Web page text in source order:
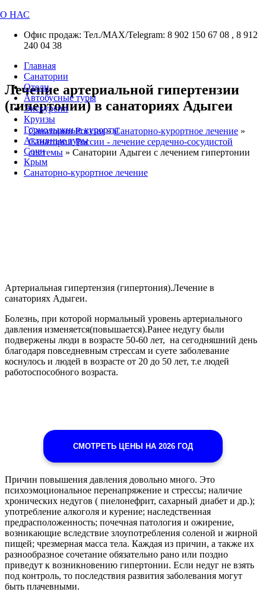
О НАС
Офис продаж: Тел./МАХ/Telegram: 8 902 150 67 08 , 8 912
240 04 38
Главная
Санатории
Отели
Автобусные туры
Экскурсии
Круизы
Горнолыжные курорты
Активные туры
Сочи
Крым
Санаторно-курортное лечение
Лечение артериальной гипертензии
(гипертонии) в санаториях Адыгеи
Санатории России»Санаторно-курортное лечение »
Санатории России - лечение сердечно-сосудистой
системы » Санатории Адыгеи с лечением гипертонии
Артериальная гипертензия (гипертония).Лечение в
санаториях Адыгеи.
Болезнь, при которой нормальный уровень артериального
давления изменяется(повышается).Ранее недугу были
подвержены люди в возрасте 50-60 лет, на сегодняшний день
благодаря повседневным стрессам и суете заболевание
коснулось и людей в возрасте от 20 до 50 лет, т.е людей
работоспособного возраста.
СМОТРЕТЬ ЦЕНЫ НА 2026 ГОД
Причин повышения давления довольно много. Это
психоэмоциональное перенапряжение и стрессы; наличие
хронических недугов ( пиелонефрит, сахарный диабет и др.);
употребление алкоголя и курение; наследственная
предрасположенность; почечная патология и ожирение,
возникающие вследствие злоупотребления соленой и жирной
пищей; чрезмерная масса тела. Каждая из причин, а также их
разнообразное сочетание обязательно рано или поздно
приведут к возникновению гипертонии. Если недуг не взять
под контроль, то последствия развития заболевания могут
быть плачевными.